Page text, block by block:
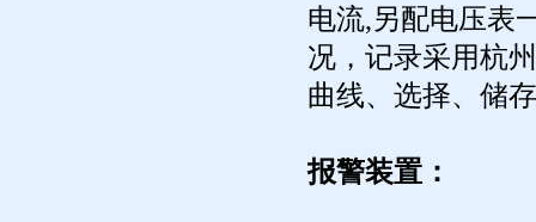
电流,另配电压表
况，记录采用杭
曲线、选择、储
报警装置：